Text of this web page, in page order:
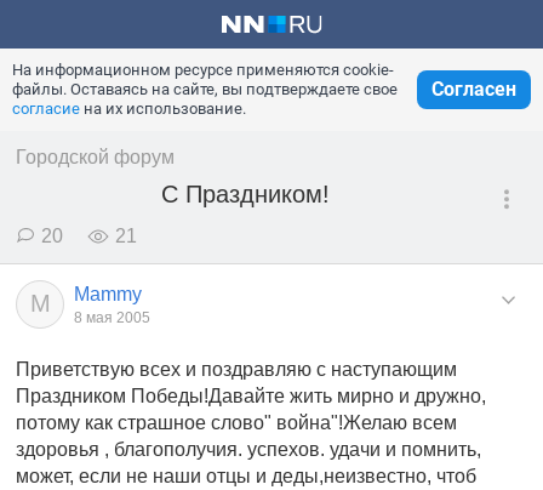
На информационном ресурсе применяются cookie-
файлы. Оставаясь на сайте, вы подтверждаете свое
согласие на их использование.
Согласен
Городской форум
С Праздником!
20 21
M Mammy
8 мая 2005
Приветствую всех и поздравляю с наступающим
Праздником Победы!Давайте жить мирно и дружно,
потому как страшное слово" война"!Желаю всем
здоровья , благополучия. успехов. удачи и помнить,
может, если не наши отцы и деды,неизвестно, чтоб